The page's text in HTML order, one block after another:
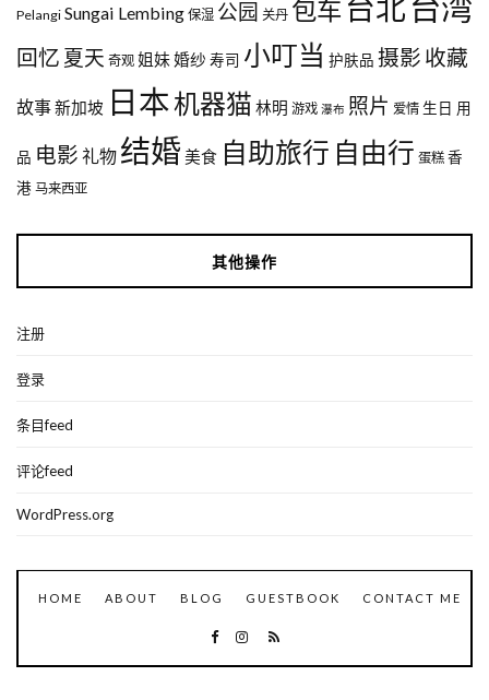
Pelangi Sungai Lembing 保湿 公园 关丹 包车 台北
回忆 夏天 奇观 姐妹婚纱 寿司 小叮当 护肤品 摄影 收藏
故事新加坡 日本机器猫 林明 游戏 瀑布 照片 爱情 生日 用
品 电影 礼物 结婚美食 自助旅行 自由行 蛋糕 香
港 马来西亚
其他操作
注册
登录
条目feed
评论feed
WordPress.org
HOME ABOUT BLOG GUESTBOOK CONTACT ME